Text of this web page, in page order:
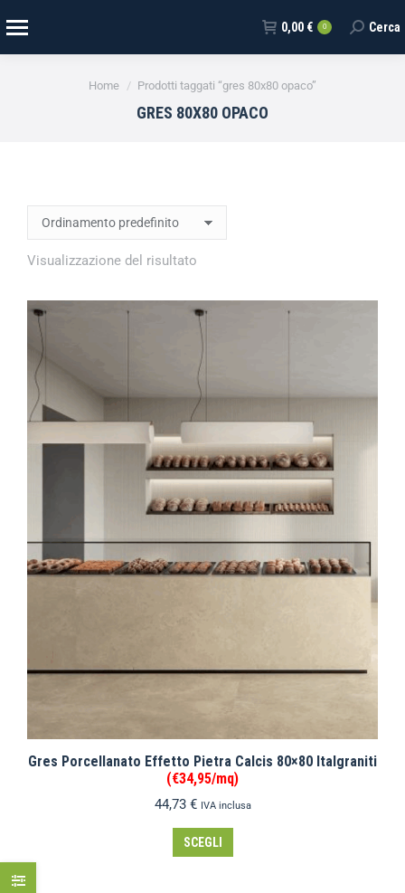
0,00 € 0 Cerca
Tu sei qui:
Home Prodotti taggati “gres 80x80 opaco”
GRES 80X80 OPACO
Visualizzazione del risultato
Gres Porcellanato Effetto Pietra Calcis 80×80 Italgraniti
(€34,95/mq)
44,73 € IVA inclusa
SCEGLI